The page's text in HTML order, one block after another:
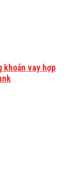
khoản vay hợp